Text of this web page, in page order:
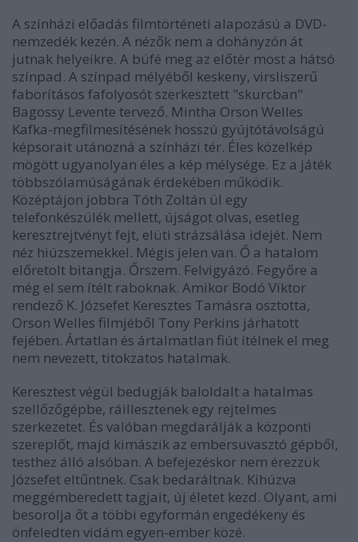
A színházi előadás filmtörténeti alapozású a DVD-
nemzedék kezén. A nézők nem a dohányzón át
jutnak helyeikre. A büfé meg az előtér most a hátsó
színpad. A színpad mélyéből keskeny, virsliszerű
faborításos fafolyosót szerkesztett "skurcban"
Bagossy Levente tervező. Mintha Orson Welles
Kafka-megfilmesítésének hosszú gyújtótávolságú
képsorait utánozná a színházi tér. Éles közelkép
mögött ugyanolyan éles a kép mélysége. Ez a játék
többszólamúságának érdekében működik.
Középtájon jobbra Tóth Zoltán ül egy
telefonkészülék mellett, újságot olvas, esetleg
keresztrejtvényt fejt, elüti strázsálása idejét. Nem
néz hiúzszemekkel. Mégis jelen van. Ő a hatalom
előretolt bitangja. Őrszem. Felvigyázó. Fegyőre a
még el sem ítélt raboknak. Amikor Bodó Viktor
rendező K. Józsefet Keresztes Tamásra osztotta,
Orson Welles filmjéből Tony Perkins járhatott
fejében. Ártatlan és ártalmatlan fiút ítélnek el meg
nem nevezett, titokzatos hatalmak.
Keresztest végül bedugják baloldalt a hatalmas
szellőzőgépbe, ráillesztenek egy rejtelmes
szerkezetet. És valóban megdarálják a központi
szereplőt, majd kimászik az embersuvasztó gépből,
testhez álló alsóban. A befejezéskor nem érezzük
Józsefet eltűntnek. Csak bedaráltnak. Kihúzva
meggémberedett tagjait, új életet kezd. Olyant, ami
besorolja őt a többi egyformán engedékeny és
önfeledten vidám egyen-ember közé.